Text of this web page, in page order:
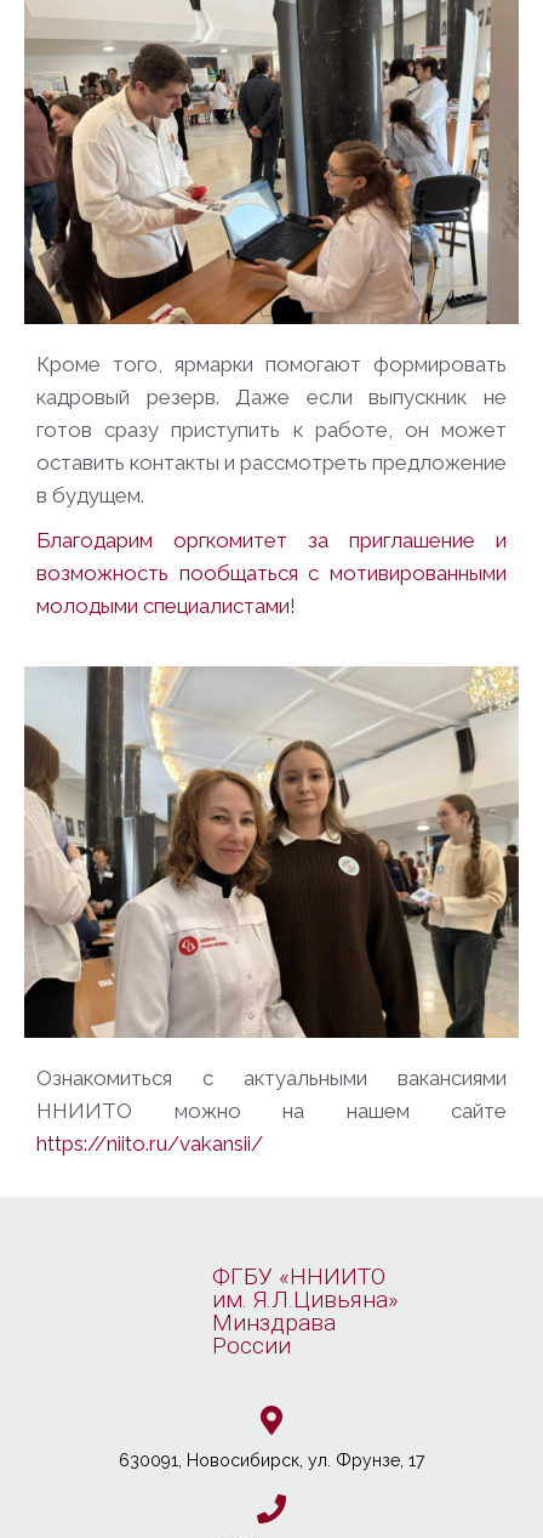
Кроме того, ярмарки помогают формировать
кадровый резерв. Даже если выпускник не
готов сразу приступить к работе, он может
оставить контакты и рассмотреть предложение
в будущем.
Благодарим оргкомитет за приглашение и
возможность пообщаться с мотивированными
молодыми специалистами!
Ознакомиться с актуальными вакансиями
ННИИТО можно на нашем сайте
https://niito.ru/vakansii/
ФГБУ «ННИИТО
им. Я.Л.Цивьяна»
Минздрава
России
630091, Новосибирcк, ул. Фрунзе, 17